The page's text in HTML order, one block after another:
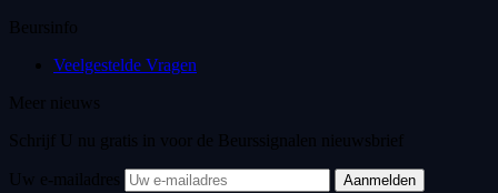
Beursinfo
Veelgestelde Vragen
Meer nieuws
Schrijf U nu gratis in voor de Beurssignalen nieuwsbrief
Uw e-mailadres Aanmelden